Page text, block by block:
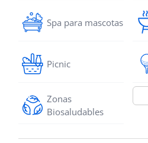
Spa para mascotas
Picnic
Zonas
Biosaludables